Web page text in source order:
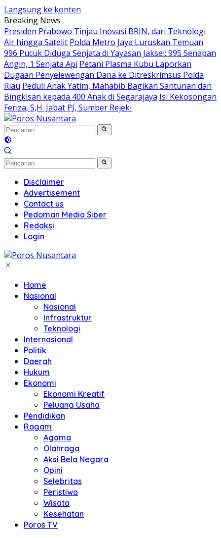
Langsung ke konten
Breaking News
Presiden Prabowo Tinjau Inovasi BRIN, dari Teknologi
Air hingga Satelit Polda Metro Jaya Luruskan Temuan
996 Pucuk Diduga Senjata di Yayasan Jaksel: 995 Senapan
Angin, 1 Senjata Api Petani Plasma Kubu Laporkan
Dugaan Penyelewengan Dana ke Ditreskrimsus Polda
Riau Peduli Anak Yatim, Mahabib Bagikan Santunan dan
Bingkisan kepada 400 Anak di Segarajaya Isi Kekosongan
Feriza, S,H. Jabat PJ, Sumber Rejeki
Disclaimer
Advertisement
Contact us
Pedoman Media Siber
Redaksi
Login
Home
Nasional
Nasional
Infrastruktur
Teknologi
Internasional
Politik
Daerah
Hukum
Ekonomi
Ekonomi Kreatif
Peluang Usaha
Pendidikan
Ragam
Agama
Olahraga
Aksi Bela Negara
Opini
Selebritas
Peristiwa
Wisata
Kesehatan
Poros TV